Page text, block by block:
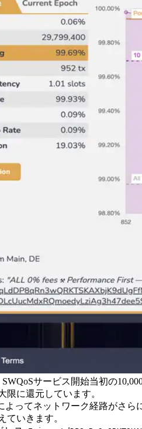
SWQoSサービス開始当初の
限に還元しています。
よってネットワーク経路がさ
ていきます。